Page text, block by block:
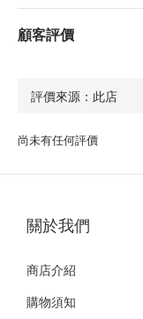
顧客評價
尚未有任何評價
關於我們
商店介紹
購物須知